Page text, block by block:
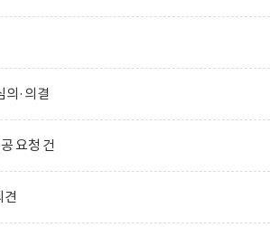
의·의결
요청 건
견